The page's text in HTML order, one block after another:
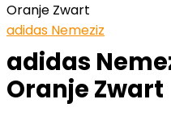
Oranje Zwart
adidas Nemeziz
adidas
Oranje Zwart